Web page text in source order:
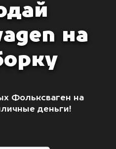
на
Фольксваген на
деньги!